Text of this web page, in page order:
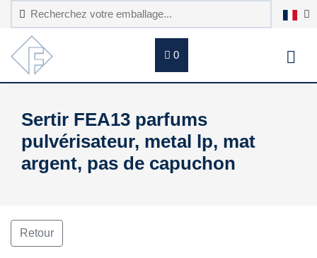
0
Sertir FEA13 parfums
pulvérisateur, metal lp, mat
argent, pas de capuchon
Retour